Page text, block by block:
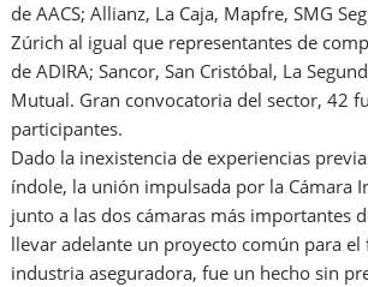
de AACS; Allianz, La Caja, Mapfre, SMG
Zúrich al igual que representantes de
de ADIRA; Sancor, San Cristóbal, La
Mutual. Gran convocatoria del sector, 42
participantes.
Dado la inexistencia de experiencias
índole, la unión impulsada por la Cámara
junto a las dos cámaras más importantes
llevar adelante un proyecto común para
industria aseguradora, fue un hecho sin